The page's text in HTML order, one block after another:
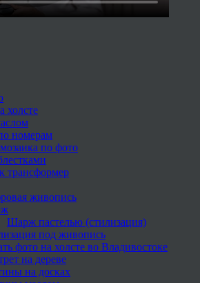
холсте
номерам
по фото
трансформер
живопись
Шарж пастелью (стилизация)
под живопись
фото на холсте во Владивостоке
на дереве
на досках